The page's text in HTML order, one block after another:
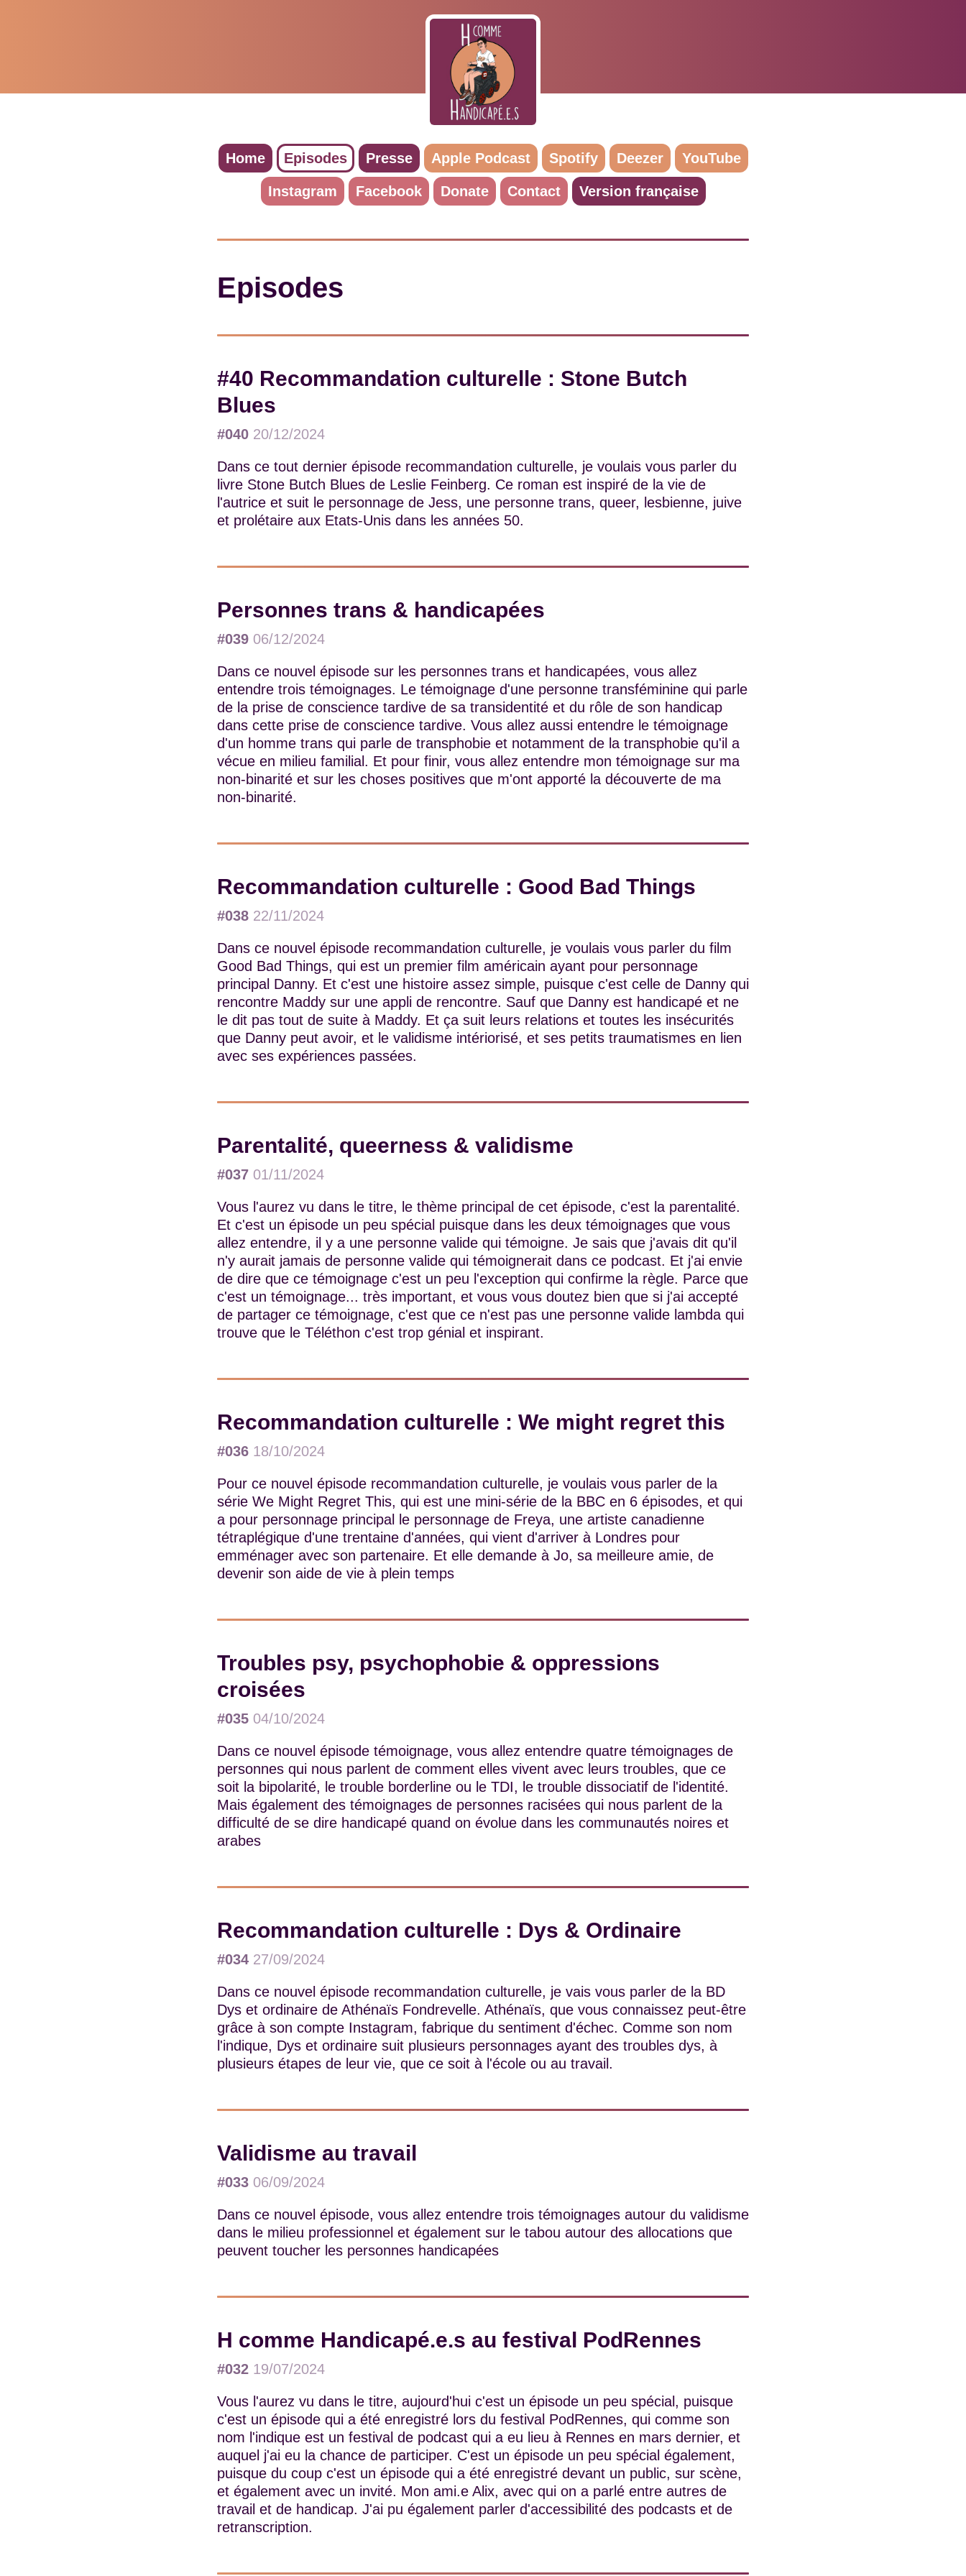
Home Episodes Presse Apple Podcast Spotify Deezer YouTube
Instagram Facebook Donate Contact Version française
Episodes
#40 Recommandation culturelle : Stone Butch
Blues
#040 20/12/2024
Dans ce tout dernier épisode recommandation culturelle, je voulais vous parler du
livre Stone Butch Blues de Leslie Feinberg. Ce roman est inspiré de la vie de
l'autrice et suit le personnage de Jess, une personne trans, queer, lesbienne, juive
et prolétaire aux Etats-Unis dans les années 50.
Personnes trans & handicapées
#039 06/12/2024
Dans ce nouvel épisode sur les personnes trans et handicapées, vous allez
entendre trois témoignages. Le témoignage d'une personne transféminine qui parle
de la prise de conscience tardive de sa transidentité et du rôle de son handicap
dans cette prise de conscience tardive. Vous allez aussi entendre le témoignage
d'un homme trans qui parle de transphobie et notamment de la transphobie qu'il a
vécue en milieu familial. Et pour finir, vous allez entendre mon témoignage sur ma
non-binarité et sur les choses positives que m'ont apporté la découverte de ma
non-binarité.
Recommandation culturelle : Good Bad Things
#038 22/11/2024
Dans ce nouvel épisode recommandation culturelle, je voulais vous parler du film
Good Bad Things, qui est un premier film américain ayant pour personnage
principal Danny. Et c'est une histoire assez simple, puisque c'est celle de Danny qui
rencontre Maddy sur une appli de rencontre. Sauf que Danny est handicapé et ne
le dit pas tout de suite à Maddy. Et ça suit leurs relations et toutes les insécurités
que Danny peut avoir, et le validisme intériorisé, et ses petits traumatismes en lien
avec ses expériences passées.
Parentalité, queerness & validisme
#037 01/11/2024
Vous l'aurez vu dans le titre, le thème principal de cet épisode, c'est la parentalité.
Et c'est un épisode un peu spécial puisque dans les deux témoignages que vous
allez entendre, il y a une personne valide qui témoigne. Je sais que j'avais dit qu'il
n'y aurait jamais de personne valide qui témoignerait dans ce podcast. Et j'ai envie
de dire que ce témoignage c'est un peu l'exception qui confirme la règle. Parce que
c'est un témoignage... très important, et vous vous doutez bien que si j'ai accepté
de partager ce témoignage, c'est que ce n'est pas une personne valide lambda qui
trouve que le Téléthon c'est trop génial et inspirant.
Recommandation culturelle : We might regret this
#036 18/10/2024
Pour ce nouvel épisode recommandation culturelle, je voulais vous parler de la
série We Might Regret This, qui est une mini-série de la BBC en 6 épisodes, et qui
a pour personnage principal le personnage de Freya, une artiste canadienne
tétraplégique d'une trentaine d'années, qui vient d'arriver à Londres pour
emménager avec son partenaire. Et elle demande à Jo, sa meilleure amie, de
devenir son aide de vie à plein temps
Troubles psy, psychophobie & oppressions
croisées
#035 04/10/2024
Dans ce nouvel épisode témoignage, vous allez entendre quatre témoignages de
personnes qui nous parlent de comment elles vivent avec leurs troubles, que ce
soit la bipolarité, le trouble borderline ou le TDI, le trouble dissociatif de l'identité.
Mais également des témoignages de personnes racisées qui nous parlent de la
difficulté de se dire handicapé quand on évolue dans les communautés noires et
arabes
Recommandation culturelle : Dys & Ordinaire
#034 27/09/2024
Dans ce nouvel épisode recommandation culturelle, je vais vous parler de la BD
Dys et ordinaire de Athénaïs Fondrevelle. Athénaïs, que vous connaissez peut-être
grâce à son compte Instagram, fabrique du sentiment d'échec. Comme son nom
l'indique, Dys et ordinaire suit plusieurs personnages ayant des troubles dys, à
plusieurs étapes de leur vie, que ce soit à l'école ou au travail.
Validisme au travail
#033 06/09/2024
Dans ce nouvel épisode, vous allez entendre trois témoignages autour du validisme
dans le milieu professionnel et également sur le tabou autour des allocations que
peuvent toucher les personnes handicapées
H comme Handicapé.e.s au festival PodRennes
#032 19/07/2024
Vous l'aurez vu dans le titre, aujourd'hui c'est un épisode un peu spécial, puisque
c'est un épisode qui a été enregistré lors du festival PodRennes, qui comme son
nom l'indique est un festival de podcast qui a eu lieu à Rennes en mars dernier, et
auquel j'ai eu la chance de participer. C'est un épisode un peu spécial également,
puisque du coup c'est un épisode qui a été enregistré devant un public, sur scène,
et également avec un invité. Mon ami.e Alix, avec qui on a parlé entre autres de
travail et de handicap. J'ai pu également parler d'accessibilité des podcasts et de
retranscription.